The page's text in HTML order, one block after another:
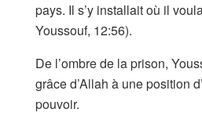
pays. Il s’y installait où il
Youssouf, 12:56).
De l’ombre de la prison,
grâce d’Allah à une position
pouvoir.